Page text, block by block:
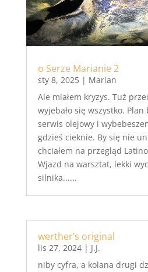
o Serze Marianie 2
sty 8, 2025| Marian
Ale miałem kryzys. Tuż
wyjebało się wszystko. Plan
serwis olejowy i
gdzieś cieknie. By się nie
chciałem na przegląd
Wjazd na warsztat, lekki
silnika......
werther’s original
lis 27, 2024| J.J.
niby cyfra, a kolana drugi